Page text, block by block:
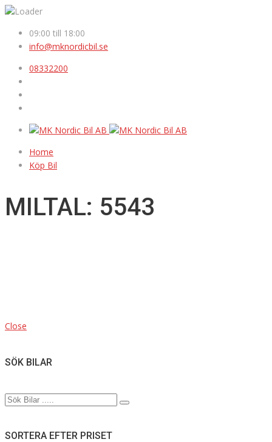
09:00 till 18:00
info@mknordicbil.se
08332200
Home
Köp Bil
MILTAL: 5543
Close
SÖK BILAR
SORTERA EFTER PRISET